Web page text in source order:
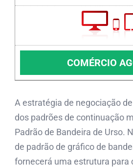
COMÉRCIO
A estratégia de negociação
dos padrões de continuação
Padrão de Bandeira de Urso.
de padrão de gráfico de
fornecerá uma estrutura para